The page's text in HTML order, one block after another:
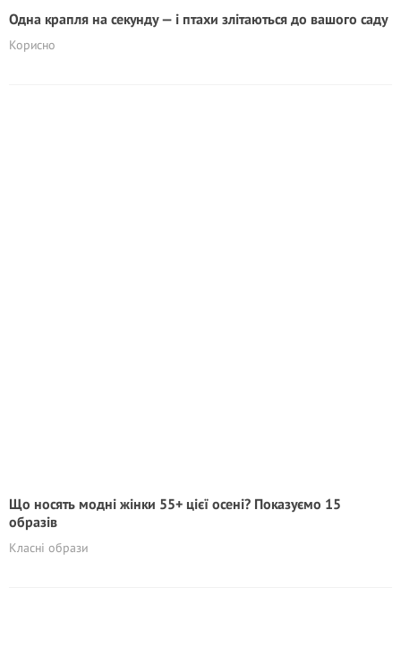
Одна крапля на секунду — і птахи злітаються до вашого саду
Корисно
Що носять модні жінки 55+ цієї осені? Показуємо 15
образів
Класні образи